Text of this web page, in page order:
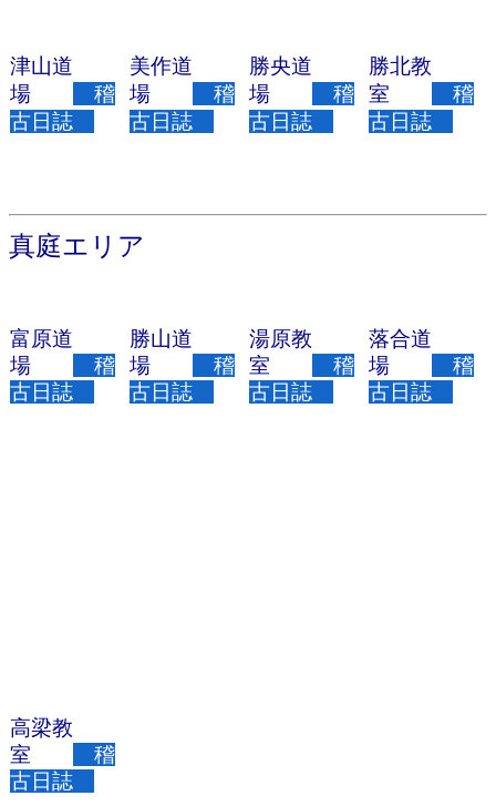
津山道
場
稽
古日誌
美作道
場
稽
古日誌
勝央道
場
稽
古日誌
勝北教
室
稽
古日誌
真庭エリア
富原道
場
稽
古日誌
勝山道
場
稽
古日誌
湯原教
室
稽
古日誌
落合道
場
稽
古日誌
高梁教
室
稽
古日誌